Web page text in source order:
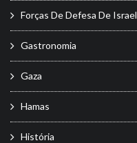
Forças De Defesa De Israel
Gastronomia
Gaza
Hamas
História